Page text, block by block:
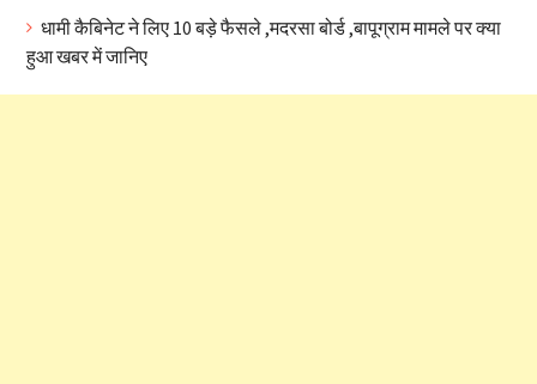
धामी कैबिनेट ने लिए 10 बड़े फैसले ,मदरसा बोर्ड ,बापूग्राम मामले पर क्या
हुआ खबर में जानिए